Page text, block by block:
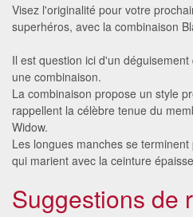
Visez l'originalité pour votre
superhéros, avec la combinaison
Il est question ici d'un
une combinaison.
La combinaison propose un style
rappellent la célèbre tenue du
Widow.
Les longues manches se
qui marient avec la ceinture
Suggestions de